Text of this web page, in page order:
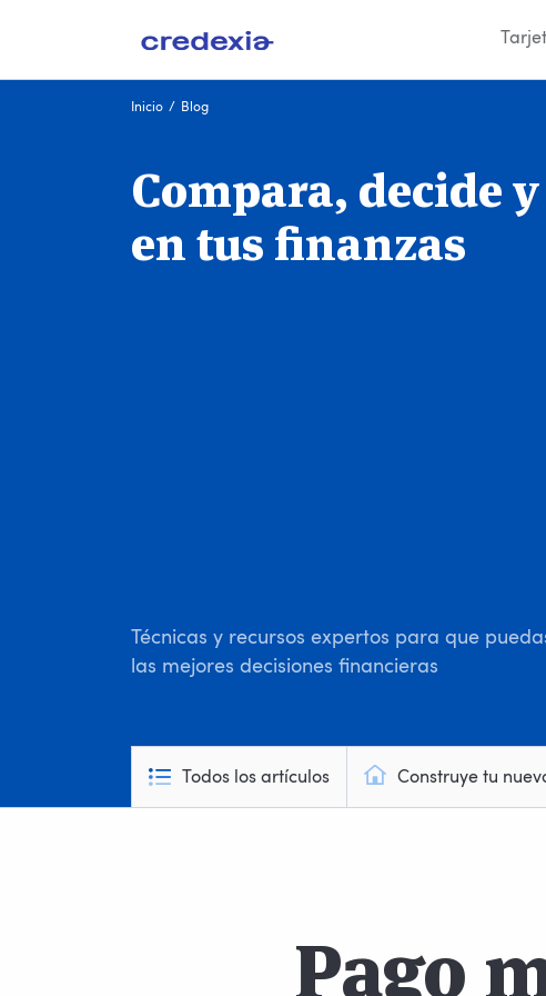
Inicio / Blog
Compara, decide
en tus finanzas
Técnicas y recursos expertos para que
las mejores decisiones financieras
Todos los artículos Construye tu
Pago